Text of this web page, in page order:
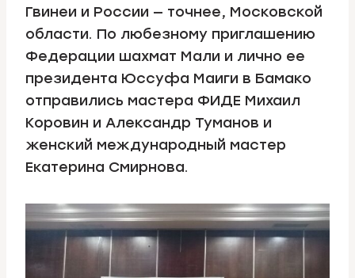
Гвинеи и России — точнее, Московской
области. По любезному приглашению
Федерации шахмат Мали и лично ее
президента Юссуфа Маиги в Бамако
отправились мастера ФИДЕ Михаил
Коровин и Александр Туманов и
женский международный мастер
Екатерина Смирнова.